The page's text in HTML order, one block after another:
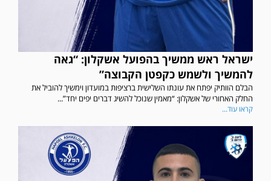
ישראל ראש ממשיך בהפועל אשקלון: “גאה
להמשיך ולשמש כקפטן הקבוצה”
הבלם הוותיק יפתח את עונתו השלישית ברציפות במועדון וימשיך להוביל את
החלק האחורי של אשקלון: “מאמין שנוכל להשיג דברים יפים יחד”...
קראו עוד...